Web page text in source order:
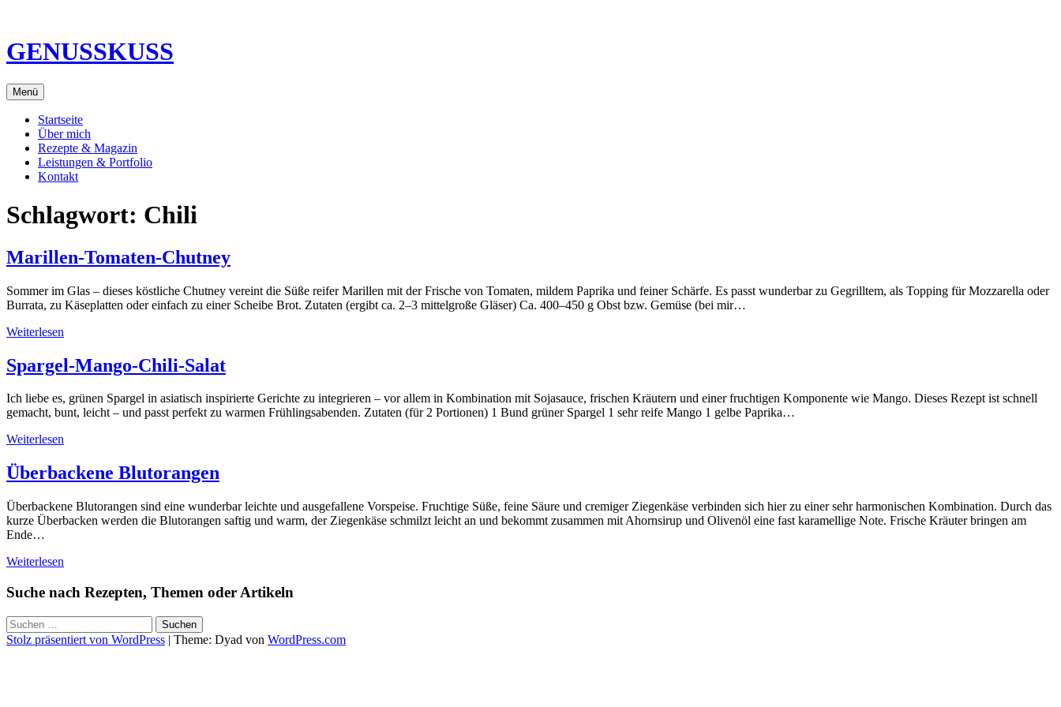
Inhalt
GENUSSKUSS
Menü
Startseite
Über mich
Rezepte & Magazin
Leistungen & Portfolio
Kontakt
Schlagwort: Chili
Marillen-Tomaten-Chutney
Sommer im Glas – dieses köstliche Chutney vereint die Süße reifer Marillen mit der Frische von Tomaten, mildem Paprika und feiner Schärfe. Es passt wunderbar zu Gegrilltem, als Topping für Mozzarella oder
Burrata, zu Käseplatten oder einfach zu einer Scheibe Brot. Zutaten (ergibt ca. 2–3 mittelgroße Gläser) Ca. 400–450 g Obst bzw. Gemüse (bei mir…
Weiterlesen
Spargel-Mango-Chili-Salat
Ich liebe es, grünen Spargel in asiatisch inspirierte Gerichte zu integrieren – vor allem in Kombination mit Sojasauce, frischen Kräutern und einer fruchtigen Komponente wie Mango. Dieses Rezept ist schnell
gemacht, bunt, leicht – und passt perfekt zu warmen Frühlingsabenden. Zutaten (für 2 Portionen) 1 Bund grüner Spargel 1 sehr reife Mango 1 gelbe Paprika…
Weiterlesen
Überbackene Blutorangen
Überbackene Blutorangen sind eine wunderbar leichte und ausgefallene Vorspeise. Fruchtige Süße, feine Säure und cremiger Ziegenkäse verbinden sich hier zu einer sehr harmonischen Kombination. Durch das
kurze Überbacken werden die Blutorangen saftig und warm, der Ziegenkäse schmilzt leicht an und bekommt zusammen mit Ahornsirup und Olivenöl eine fast karamellige Note. Frische Kräuter bringen am
Ende…
Weiterlesen
Suche nach Rezepten, Themen oder Artikeln
Suchen
nach:
Stolz präsentiert von WordPress | Theme: Dyad von WordPress.com